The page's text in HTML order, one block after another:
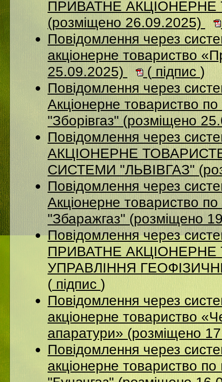
ПРИВАТНЕ
(розміщено 26.09.2025)
Повідомлення через
акціонерне товариство
25.09.2025)
( підпис )
Повідомлення через
Акціонерне товариство по
"Зборівгаз" (розміщено
Повідомлення через
АКЦІОНЕРНЕ
СИСТЕМИ "ЛЬВІВГАЗ"
Повідомлення через
Акцiонерне товариство по
"Збаражгаз" (розміщено
Повідомлення через
ПРИВАТНЕ
УПРАВЛІННЯ
( підпис )
Повідомлення через
акціонерне товариство
апаратури» (розміщено
Повідомлення через
акціонерне товариство по